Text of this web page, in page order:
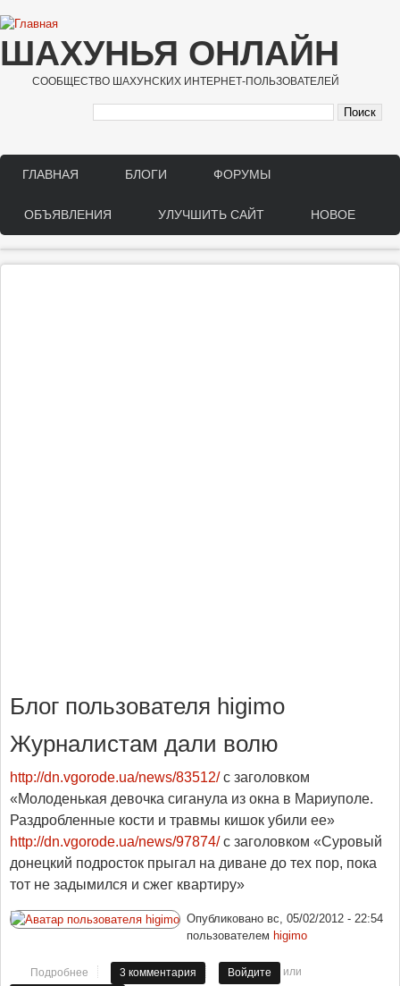
Перейти к основному содержанию
ШАХУНЬЯ ОНЛАЙН
СООБЩЕСТВО ШАХУНСКИХ ИНТЕРНЕТ-ПОЛЬЗОВАТЕЛЕЙ
Main menu
ГЛАВНАЯ БЛОГИ ФОРУМЫ
ОБЪЯВЛЕНИЯ УЛУЧШИТЬ САЙТ НОВОЕ
Блог пользователя higimo
Журналистам дали волю
http://dn.vgorode.ua/news/83512/с заголовком
«Молоденькая девочка сиганула из окна в Мариуполе.
Раздробленные кости и травмы кишок убили ее»
http://dn.vgorode.ua/news/97874/с заголовком «Суровый
донецкий подросток прыгал на диване до тех пор, пока
тот не задымился и сжег квартиру»
Опубликовано вс, 05/02/2012 - 22:54
пользователем higimo
Подробнее о Журналистам дали волю
3 комментария Войдите
или